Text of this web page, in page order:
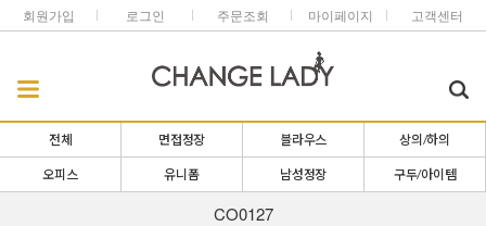
회원가입 로그인 주문조회 마이페이지 고객센터
전체 면접정장 블라우스 상의/하의
오피스 유니폼 남성정장 구두/아이템
CO0127